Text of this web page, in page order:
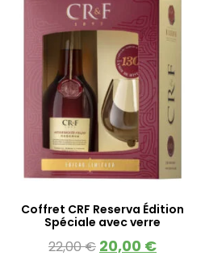
Coffret CRF Reserva Édition
Spéciale avec verre
22,00€ 20,00 €